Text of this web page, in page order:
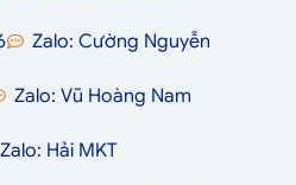
Zalo: Cường Nguyễn
Zalo: Vũ Hoàng Nam
Zalo: Hải MKT